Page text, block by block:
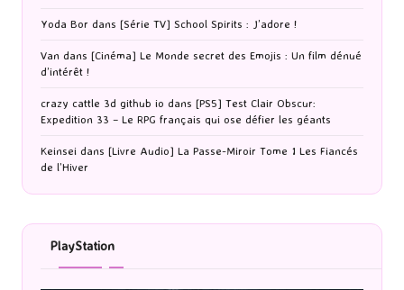
Yoda Bor dans [Série TV] School Spirits : J’adore !
Van dans [Cinéma] Le Monde secret des Emojis : Un film dénué
d’intérêt !
crazy cattle 3d github io dans [PS5] Test Clair Obscur:
Expedition 33 – Le RPG français qui ose défier les géants
Keinsei dans [Livre Audio] La Passe-Miroir Tome 1 Les Fiancés
de l’Hiver
PlayStation